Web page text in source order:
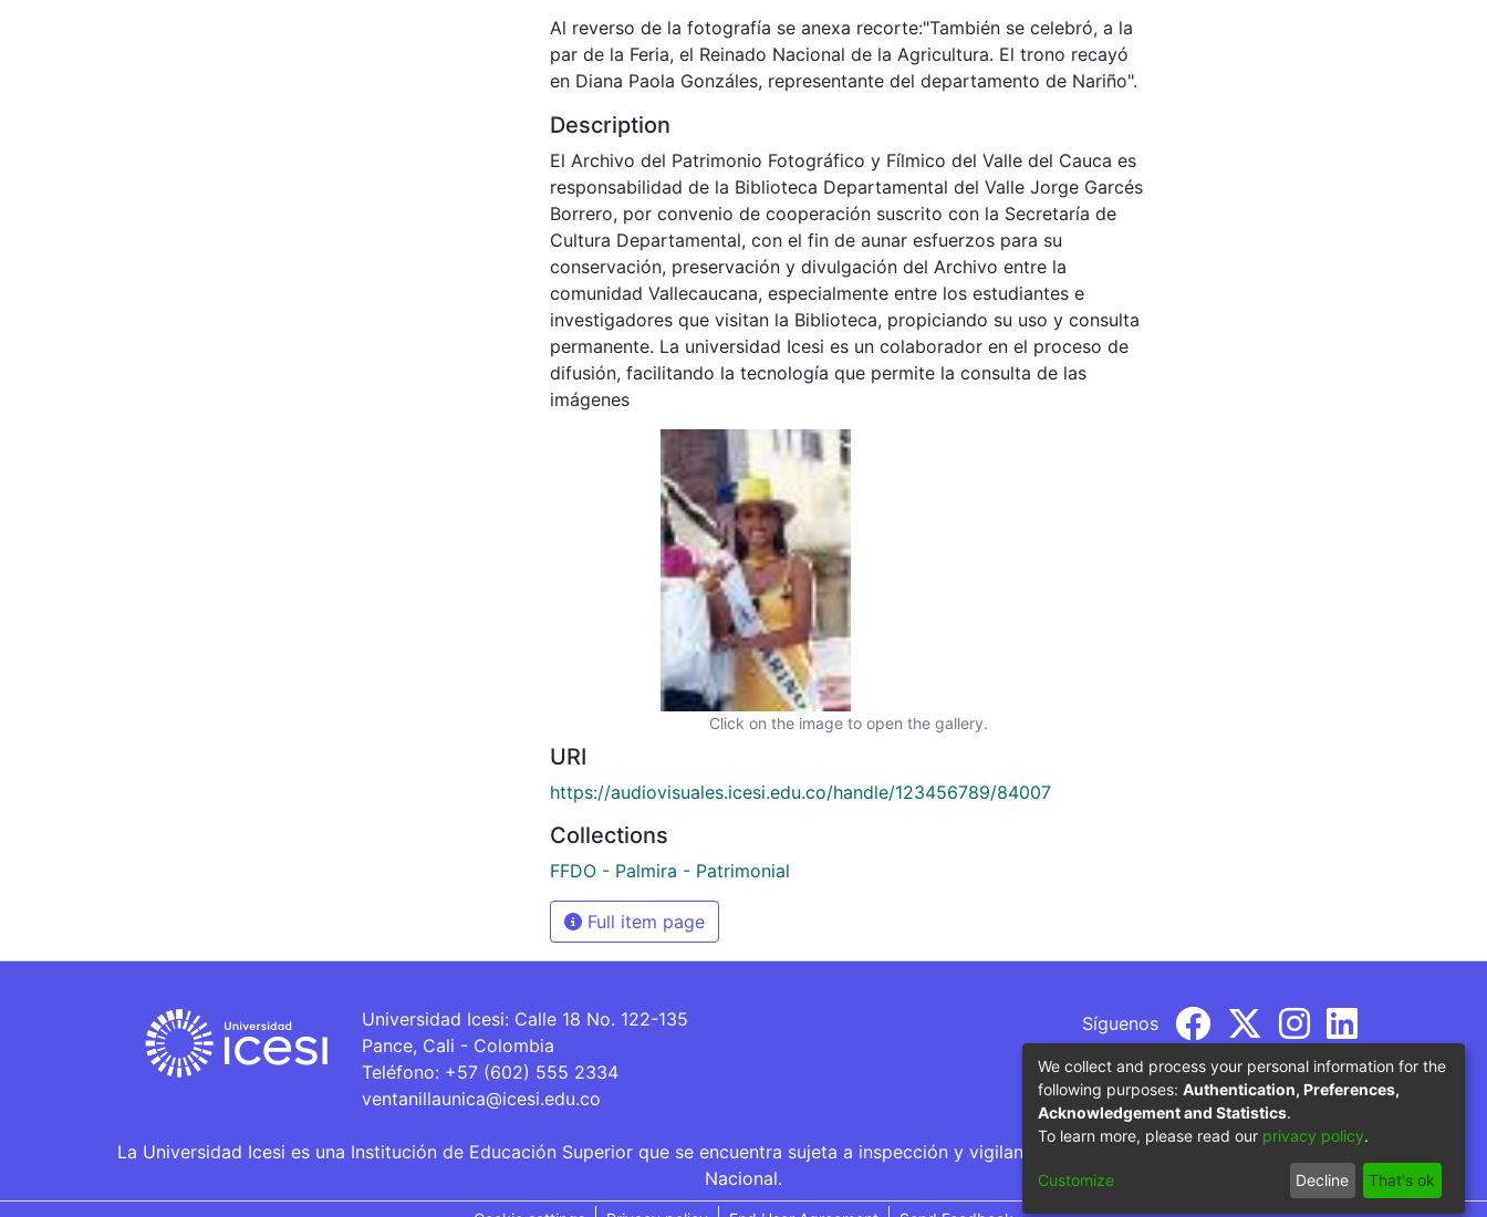
Al reverso de la fotografía se anexa recorte:"También se celebró, a la
par de la Feria, el Reinado Nacional de la Agricultura. El trono recayó
en Diana Paola Gonzáles, representante del departamento de Nariño".
Description
El Archivo del Patrimonio Fotográfico y Fílmico del Valle del Cauca es
responsabilidad de la Biblioteca Departamental del Valle Jorge Garcés
Borrero, por convenio de cooperación suscrito con la Secretaría de
Cultura Departamental, con el fin de aunar esfuerzos para su
conservación, preservación y divulgación del Archivo entre la
comunidad Vallecaucana, especialmente entre los estudiantes e
investigadores que visitan la Biblioteca, propiciando su uso y consulta
permanente. La universidad Icesi es un colaborador en el proceso de
difusión, facilitando la tecnología que permite la consulta de las
imágenes
Click on the image to open the gallery.
URI
https://audiovisuales.icesi.edu.co/handle/123456789/84007
Collections
FFDO - Palmira - Patrimonial
Full item page
Universidad Icesi: Calle 18 No. 122-135
Pance, Cali - Colombia
Teléfono: +57 (602) 555 2334
ventanillaunica@icesi.edu.co
Síguenos
La Universidad Icesi es una Institución de Educación Superior que se encuentra sujeta a inspección y vigilancia por parte del Ministerio de Educación
Nacional.
We collect and process your personal information for the
following purposes: Authentication, Preferences,
Acknowledgement and Statistics.
To learn more, please read our privacy policy.
Customize Decline That's ok